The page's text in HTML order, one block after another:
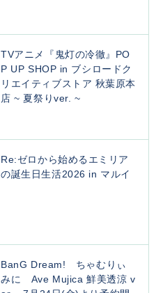
TVアニメ『鬼灯の冷徹』PO
P UP SHOP in ブシロードク
リエイティブストア 秋葉原本
店 ~ 夏祭りver. ~
Re:ゼロから始めるエミリア
の誕生日生活2026 in マルイ
BanG Dream! ちゃむりぃ
みに Ave Mujica 鮮美透涼 v